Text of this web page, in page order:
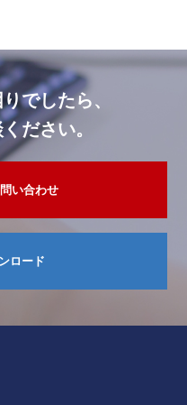
でしたら、
ださい。
い合わせ
ロード